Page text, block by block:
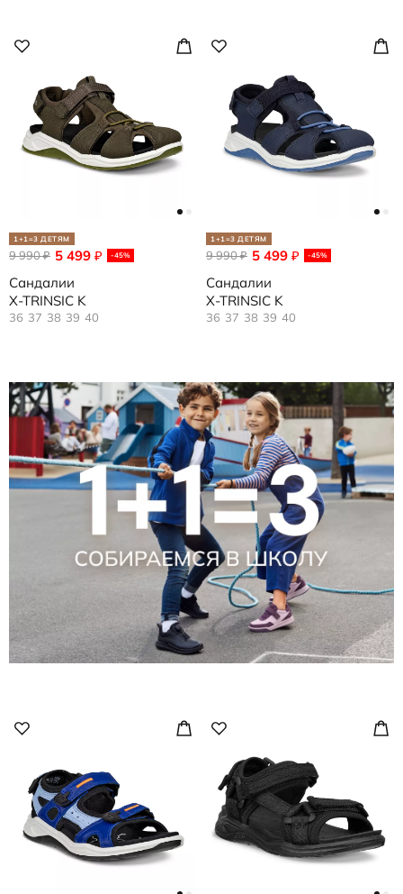
1+1=3 ДЕТЯМ
5 499 ₽ -45%
9 990₽
Сандалии
X-TRINSIC K
36 37 38 39 40
1+1=3 ДЕТЯМ
5 499 ₽ -45%
9 990₽
Сандалии
X-TRINSIC K
36 37 38 39 40